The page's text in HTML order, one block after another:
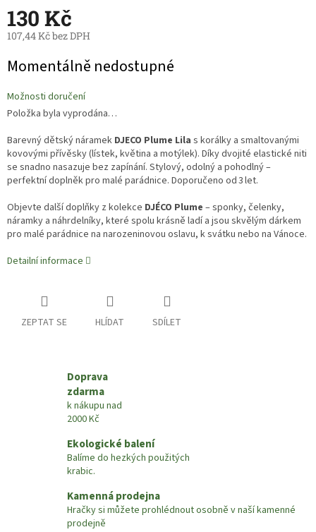
130 Kč
107,44 Kč bez DPH
cena:
Momentálně nedostupné
Možnosti doručení
Položka byla vyprodána…
Barevný dětský náramek DJECO Plume Lila s korálky a smaltovanými
kovovými přívěsky (lístek, květina a motýlek). Díky dvojité elastické niti
se snadno nasazuje bez zapínání. Stylový, odolný a pohodlný –
perfektní doplněk pro malé parádnice. Doporučeno od 3 let.
Objevte další doplňky z kolekce DJÉCO Plume – sponky, čelenky,
náramky a náhrdelníky, které spolu krásně ladí a jsou skvělým dárkem
pro malé parádnice na narozeninovou oslavu, k svátku nebo na Vánoce.
Detailní informace
ZEPTAT SE HLÍDAT SDÍLET
Doprava
zdarma
k nákupu nad
2000 Kč
Ekologické balení
Balíme do hezkých použitých
krabic.
Kamenná prodejna
Hračky si můžete prohlédnout osobně v naší kamenné
prodejně